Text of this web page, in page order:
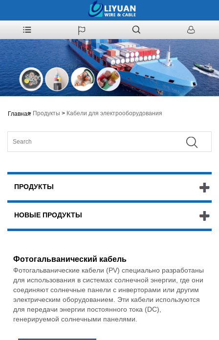
Главная
> Продукты > Кабели для электрооборудования
ПРОДУКТЫ
НОВЫЕ ПРОДУКТЫ
Фотогальванический кабель
Фотогальванические кабели (PV) специально разработаны
для использования в системах солнечной энергии, где они
соединяют солнечные панели с инверторами или другим
электрическим оборудованием. Эти кабели используются
для передачи энергии постоянного тока (DC),
генерируемой солнечными панелями.